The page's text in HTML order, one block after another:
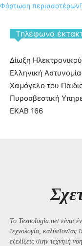
Φόρτωση περισσοτέρων
Tηλέφωνα
Δίωξη
Ελληνική
Χαμόγελο του
Πυροσβεστική
ΕΚΑΒ 166
Το Texnologia.net είναι
τεχνολογία, καλύπτοντας
εξελίξεις στην τεχνητή